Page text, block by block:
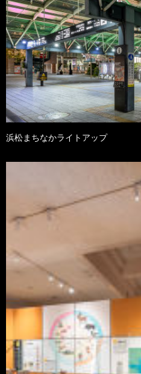
浜松まちなかライトアップ